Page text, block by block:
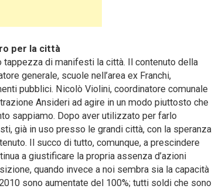
per la città
tappezza di manifesti la città. Il contenuto della
generale, scuole nell’area ex Franchi,
pubblici. Nicolò Violini, coordinatore comunale
Ansideri ad agire in un modo piuttosto che
sappiamo. Dopo aver utilizzato per farlo
già in uso presso le grandi città, con la speranza
Il succo di tutto, comunque, a prescindere
a giustificare la propria assenza d’azioni
quando invece a noi sembra sia la capacità
sono aumentate del 100%; tutti soldi che sono